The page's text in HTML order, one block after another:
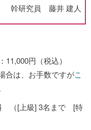
幹研究員 藤井 建人
円（税込）
合は、お手数ですがこ
（[上級] 3名まで [特